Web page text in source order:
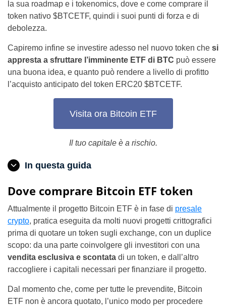
la sua roadmap e i tokenomics, dove e come comprare il
token nativo $BTCETF, quindi i suoi punti di forza e di
debolezza.
Capiremo infine se investire adesso nel nuovo token che si
appresta a sfruttare l’imminente ETF di BTC può essere
una buona idea, e quanto può rendere a livello di profitto
l’acquisto anticipato del token ERC20 $BTCETF.
Visita ora Bitcoin ETF
Il tuo capitale è a rischio.
In questa guida
Dove comprare Bitcoin ETF token
Attualmente il progetto Bitcoin ETF è in fase di presale
crypto, pratica eseguita da molti nuovi progetti crittografici
prima di quotare un token sugli exchange, con un duplice
scopo: da una parte coinvolgere gli investitori con una
vendita esclusiva e scontata di un token, e dall’altro
raccogliere i capitali necessari per finanziare il progetto.
Dal momento che, come per tutte le prevendite, Bitcoin
ETF non è ancora quotato, l’unico modo per procedere